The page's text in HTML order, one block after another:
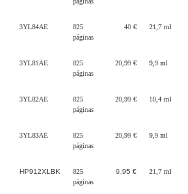
3YL84AE
825
páginas
40 € 21,7 ml
3YL81AE
825
páginas
20,99 € 9,9 ml
3YL82AE
825
páginas
20,99 € 10,4 ml
3YL83AE
825
páginas
20,99 € 9,9 ml
HP912XLBK
825
páginas
9,95 € 21,7 ml